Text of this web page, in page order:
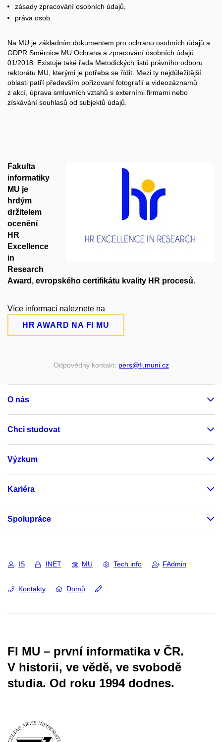
zásady zpracování osobních údajů,
práva osob.
Na MU je základním dokumentem pro ochranu osobních údajů a
GDPR Směrnice MU Ochrana a zpracování osobních údajů
01/2018. Existuje také řada Metodických listů právního odboru
rektorátu MU, kterými je potřeba se řídit. Mezi ty nejdůležitější
oblasti patří především pořizovaní fotografií a videozáznamů
z akcí, úprava smluvních vztahů s externími firmami nebo
získávání souhlasů od subjektů údajů.
Fakulta
informatiky
MU je
hrdým
držitelem
ocenění
HR
Excellence
in
Research
Award, evropského certifikátu kvality HR procesů.
Více informací naleznete na
HR AWARD NA FI MU
Odpovědný kontakt: pers@fi.muni.cz
O nás
Chci studovat
Výzkum
Kariéra
Spolupráce
IS INET MU Tech info FAdmin
Kontakty Domů
FI MU – první informatika v ČR.
V historii, ve vědě, ve svobodě
studia. Od roku 1994 dodnes.